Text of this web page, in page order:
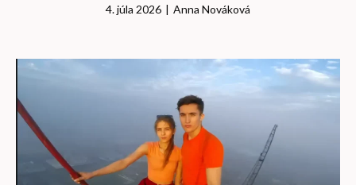
4. júla 2026 | Anna Nováková